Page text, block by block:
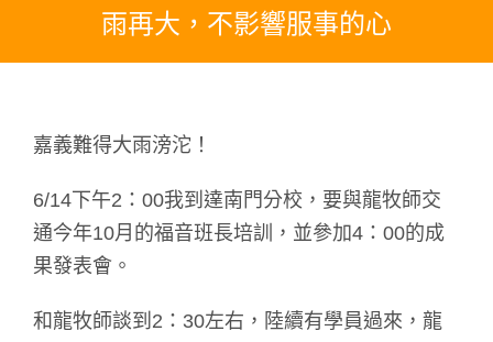
雨再大，不影響服事的心
嘉義難得大雨滂沱！
6/14下午2：00我到達南門分校，要與龍牧師交
通今年10月的福音班長培訓，並參加4：00的成
果發表會。
和龍牧師談到2：30左右，陸續有學員過來，龍